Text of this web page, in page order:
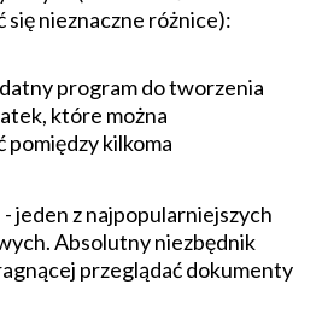
się nieznaczne różnice):
program do tworzenia
które można
kilkoma
jeden z najpopularniejszych
Absolutny niezbędnik
przeglądać dokumenty